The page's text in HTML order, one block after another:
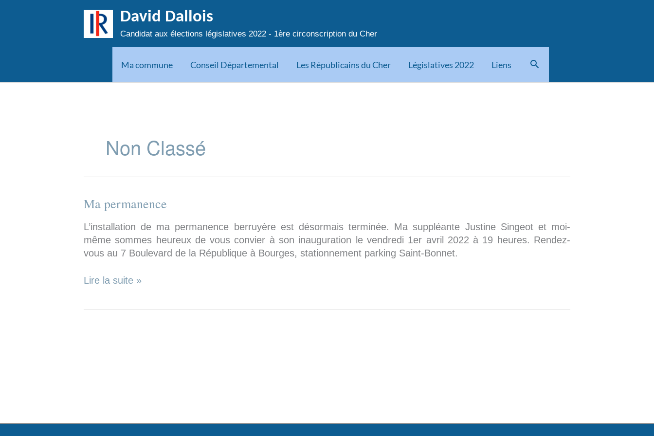
David Dallois
Candidat aux élections législatives 2022 - 1ère circonscription du Cher
Ma commune Conseil Départemental Les Républicains du Cher Législatives 2022 Liens
Non Classé
Ma permanence
L’installation de ma permanence berruyère est désormais terminée. Ma suppléante Justine Singeot et moi-
même sommes heureux de vous convier à son inauguration le vendredi 1er avril 2022 à 19 heures. Rendez-
vous au 7 Boulevard de la République à Bourges, stationnement parking Saint-Bonnet.
Ma
Lire la suite »